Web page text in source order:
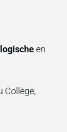
en
Collège,